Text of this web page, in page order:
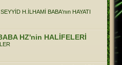
H.İLHAMİ BABA'nın HAYATI
HZ'nin HALİFELERİ